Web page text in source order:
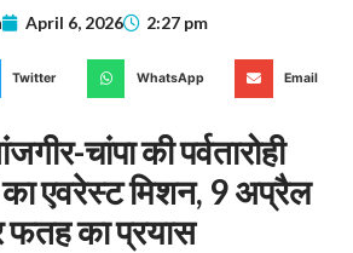
April 6, 2026 2:27 pm
Twitter WhatsApp Email
चांपा की पर्वतारोही
का एवरेस्ट मिशन, 9 अप्रैल
फतह का प्रयास